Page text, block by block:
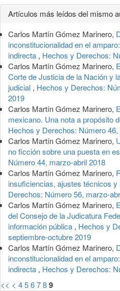
Detalles
del
artículo
Artículos más leídos del mismo
Carlos Martín Gómez Marinero,
inconstitucionalidad en el
indirecta , Hechos y Derechos:
Carlos Martín Gómez Marinero,
Corte de Justicia de la Nación y
judicial , Hechos y Derechos:
2019
Carlos Martín Gómez Marinero,
mexicano. Una nota a propósito
Hechos y Derechos: Número
Carlos Martín Gómez Marinero,
no ficción sobre una puesta en
Número 44, marzo-abril 2018
Carlos Martín Gómez Marinero,
insuficiencias, ajustes técnicos y
Derechos: Número 56, marzo-
Carlos Martín Gómez Marinero,
del Consejo de la Judicatura
información pública , Hechos y
septiembre-octubre 2019
Carlos Martín Gómez Marinero,
inconstitucionalidad en el
indirecta , Hechos y Derechos:
<< < 456789